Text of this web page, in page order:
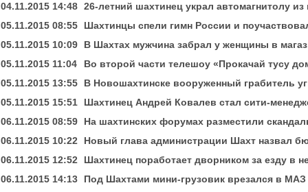
04.11.2015 14:48 26-летний шахтинец украл автомагнитолу
05.11.2015 08:55
Шахтинцы спели гимн России и
05.11.2015 10:09
В Шахтах мужчина забрал у женщины в
05.11.2015 11:04
Во второй части телешоу «Прокачай тусу
05.11.2015 13:55
В Новошахтинске вооруженный грабитель
05.11.2015 15:51
Шахтинец Андрей Ковалев стал сити-
06.11.2015 08:59
На шахтинских форумах разместили
06.11.2015 10:22
Новый глава администрации Шахт назвал
06.11.2015 12:52
Шахтинец поработает дворником за езду в
06.11.2015 14:13
Под Шахтами мини-грузовик врезался в МАЗ